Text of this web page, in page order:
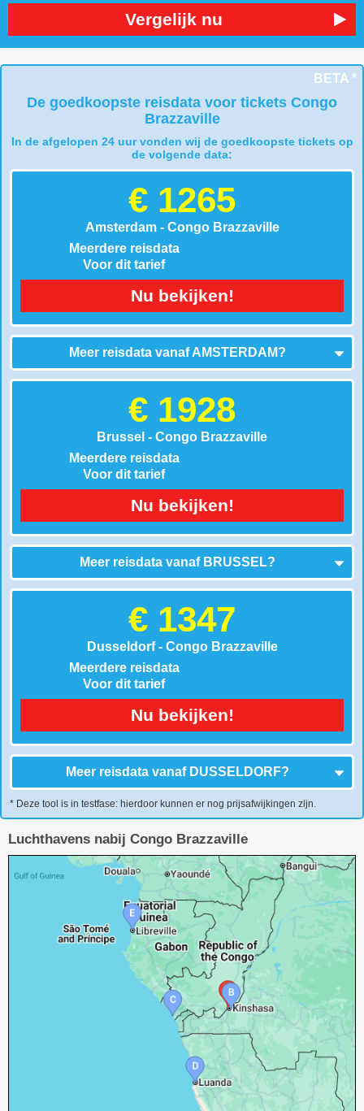
Vergelijk nu
BETA *
De goedkoopste reisdata voor tickets Congo
Brazzaville
In de afgelopen 24 uur vonden wij de goedkoopste tickets op
de volgende data:
€ 1265
Amsterdam - Congo Brazzaville
Meerdere reisdata
Voor dit tarief
Nu bekijken!
Meer reisdata vanafAMSTERDAM?
€ 1928
Brussel - Congo Brazzaville
Meerdere reisdata
Voor dit tarief
Nu bekijken!
Meer reisdata vanaf BRUSSEL?
€ 1347
Dusseldorf - Congo Brazzaville
Meerdere reisdata
Voor dit tarief
Nu bekijken!
Meer reisdata vanaf DUSSELDORF?
* Deze tool is in testfase: hierdoor kunnen er nog prijsafwijkingen zijn.
Luchthavens nabij Congo Brazzaville